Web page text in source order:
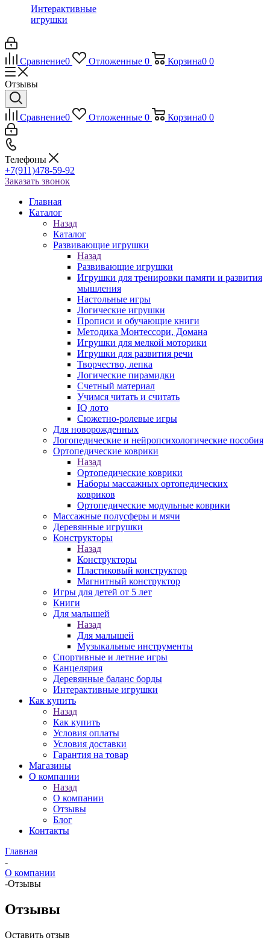
Интерактивные
игрушки
Сравнение0 Отложенные 0 Корзина0 0
Отзывы
Сравнение0 Отложенные 0 Корзина0 0
Телефоны
+7(911)478-59-92
Заказать звонок
Главная
Каталог
Назад
Каталог
Развивающие игрушки
Назад
Развивающие игрушки
Игрушки для тренировки памяти и развития
мышления
Настольные игры
Логические игрушки
Прописи и обучающие книги
Методика Монтессори, Домана
Игрушки для мелкой моторики
Игрушки для развития речи
Творчество, лепка
Логические пирамидки
Счетный материал
Учимся читать и считать
IQ лото
Сюжетно-ролевые игры
Для новорожденных
Логопедические и нейропсихологические пособия
Ортопедические коврики
Назад
Ортопедические коврики
Наборы массажных ортопедических
ковриков
Ортопедические модульные коврики
Массажные полусферы и мячи
Деревянные игрушки
Конструкторы
Назад
Конструкторы
Пластиковый конструктор
Магнитный конструктор
Игры для детей от 5 лет
Книги
Для малышей
Назад
Для малышей
Музыкальные инструменты
Спортивные и летние игры
Канцелярия
Деревянные баланс борды
Интерактивные игрушки
Как купить
Назад
Как купить
Условия оплаты
Условия доставки
Гарантия на товар
Магазины
О компании
Назад
О компании
Отзывы
Блог
Контакты
Главная
-
О компании
-Отзывы
Отзывы
Оставить отзыв